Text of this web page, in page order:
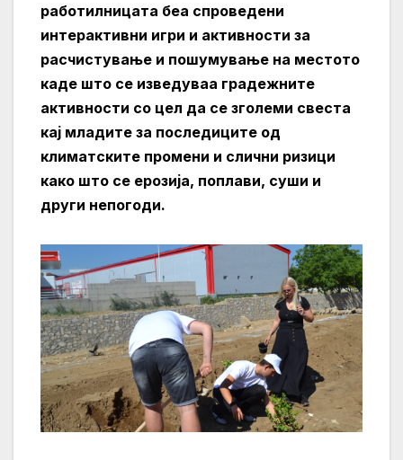
работилницата беа спроведени
интерактивни игри и активности за
расчистување и пошумување на местото
каде што се изведуваа градежните
активности со цел да се зголеми свеста
кај младите за последиците од
климатските промени и слични ризици
како што се ерозија, поплави, суши и
други непогоди.